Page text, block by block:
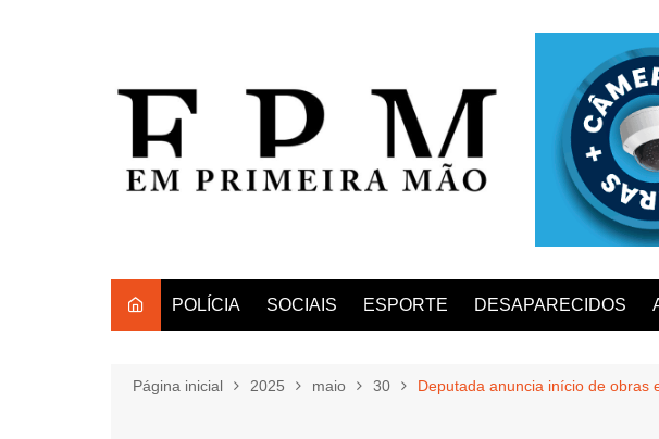
POLÍCIA SOCIAIS ESPORTE DESAPARECIDOS
Página inicial 2025 maio 30 Deputada anuncia início de obras